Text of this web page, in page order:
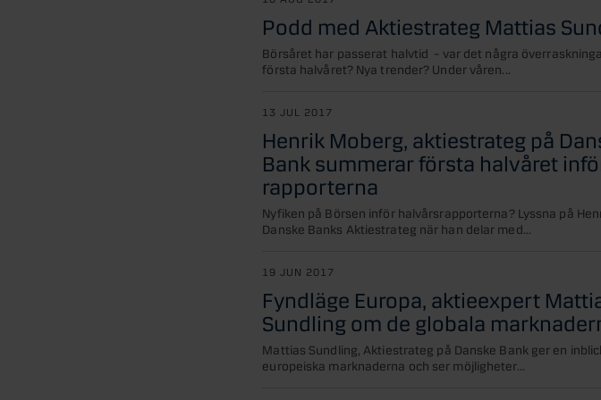
Podd med Aktiestrateg Mattias
Börsåret har passerat halvtid – var det några
första halvåret? Nya trender? Under våren...
13 JUL 2017
Henrik Moberg, aktiestrateg på
Bank summerar första halvåret
rapporterna
Nyfiken på Börsen inför halvårsrapporterna? Lyssna på
Danske Banks Aktiestrateg när han delar med...
19 JUN 2017
Fyndläge Europa, aktieexpert
Sundling om de globala
Mattias Sundling, Aktiestrateg på Danske Bank ger en
europeiska marknaderna och ser möjligheter...